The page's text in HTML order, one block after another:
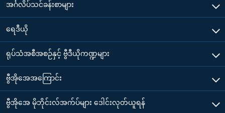
အင်္ဂလိပ်သင်ခန်းစာများ
ရေဒီယို
ရုပ်သံအစီအစဉ်နှင့် ဗွီဒီယိုကဏ္ဍများ
ဗွီအိုအေအကြောင်း
ဗွီအိုအေ မိုဘိုင်းလ်အက်ပ်များ ဒေါင်းလုတ်ယူရန်